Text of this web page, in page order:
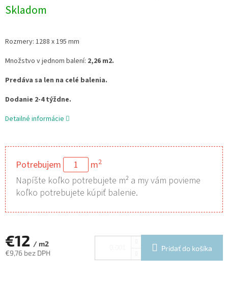
Skladom
Rozmery: 1288 x 195 mm
Množstvo v jednom balení: 2,26 m2.
Predáva sa len na celé balenia.
Dodanie 2-4 týždne.
Detailné informácie
€12 / m2
€9,76 bez DPH
Potrebujem m2
Napíšte koľko potrebujete m² a my vám povieme
koľko potrebujete kúpiť balenie.
Pridať do košíka